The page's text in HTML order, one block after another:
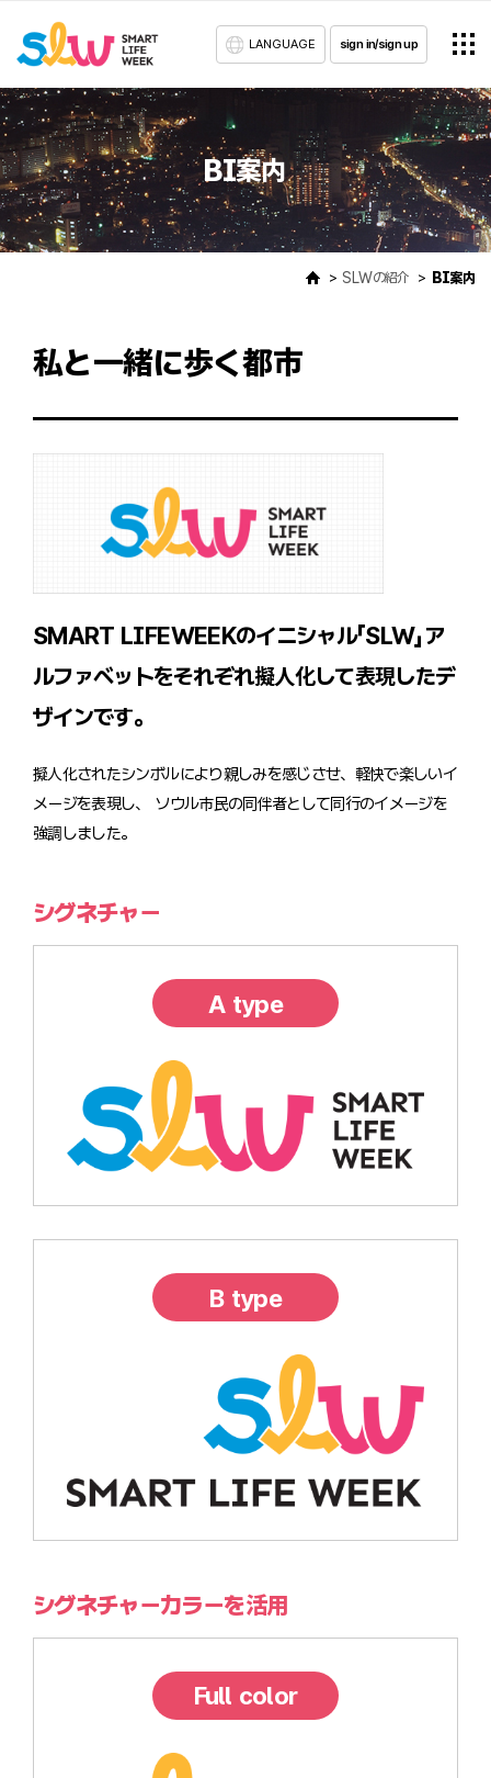
LANGUAGE sign in/sign up
BI案内
SLWの紹介 BI案内
私と一緒に歩く都市
SMART LIFEWEEKのイニシャル「SLW」ア
ルファベットをそれぞれ擬人化して表現したデ
ザインです。
擬人化されたシンボルにより親しみを感じさせ、軽快で楽しいイ
メージを表現し、 ソウル市民の同伴者として同行のイメージを
強調しました。
シグネチャー
A type
B type
シグネチャーカラーを活用
Full color